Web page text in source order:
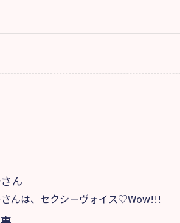
ん
んは、セクシーヴォイス♡Wow!!!